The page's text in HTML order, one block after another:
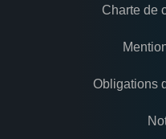
Charte de
Obligations